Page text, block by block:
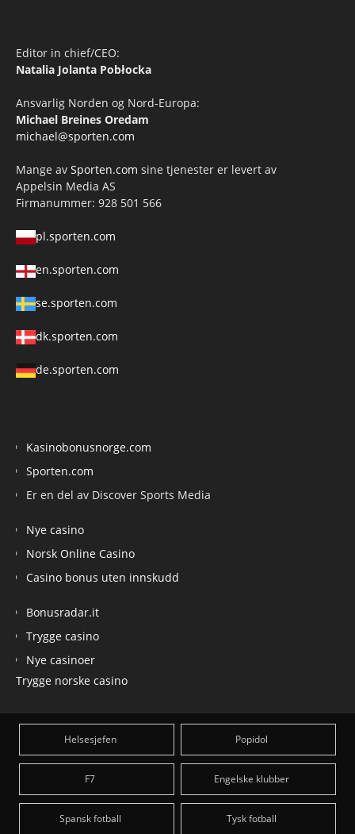
Editor in chief/CEO:
Natalia Jolanta Pobłocka
Ansvarlig Norden og Nord-Europa:
Michael Breines Oredam
michael@sporten.com
Mange av Sporten.com sine tjenester er levert av
Appelsin Media AS
Firmanummer: 928 501 566
pl.sporten.com
en.sporten.com
se.sporten.com
dk.sporten.com
de.sporten.com
Kasinobonusnorge.com
Sporten.com
Er en del av Discover Sports Media
Nye casino
Norsk Online Casino
Casino bonus uten innskudd
Bonusradar.it
Trygge casino
Nye casinoer
Trygge norske casino
Helsesjefen Popidol
F7 Engelske klubber
Spansk fotball Tysk fotball